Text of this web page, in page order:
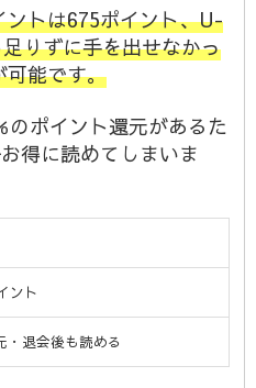
トは675ポイント、U-
りずに手を出せなかっ
可能です。
のポイント還元があるた
得に読めてしまいま
ント
・退会後も読める